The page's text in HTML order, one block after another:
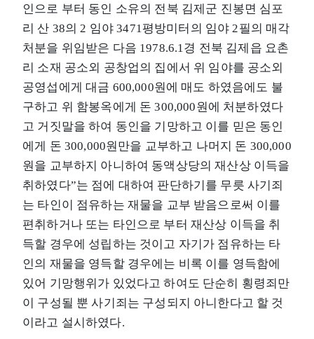
인으로 부터 동인 소유의 전북 김제군 진봉면 심포
리 산 38의 2 임야 3471평방미터의 임야 2필의 매각
처분을 위임받은 다음 1978.6.1경 전북 김제읍 요촌
리 소재 공소외 공창업의 집에서 위 임야를 공소외
공영섭에게 대금 600,000원에 매도 하였음에도 불
구하고 위 함봉옥에게 돈 300,000원에 처분하였다
고 거짓말을 하여 동인을 기망하고 이를 믿은 동인
에게 돈 300,000원만을 교부하고 나머지 돈 300,000
원을 교부하지 아니하여 동액상당의 재산상 이득을
취하였다”는 점에 대하여 판단하기를 무릇 사기죄
는 타인이 점유하는 재물을 교부 받음으로써 이를
편취하거나 또는 타인으로 부터 재산상 이득을 취
득할 경우에 성립하는 것이고 자기가 점유하는 타
인의 재물을 영득할 경우에는 비록 이를 영득함에
있어 기망행위가 있었다고 하여도 단순히 횡령죄만
이 구성될 뿐 사기죄는 구성되지 아니한다고 할 것
이라고 설시하였다.